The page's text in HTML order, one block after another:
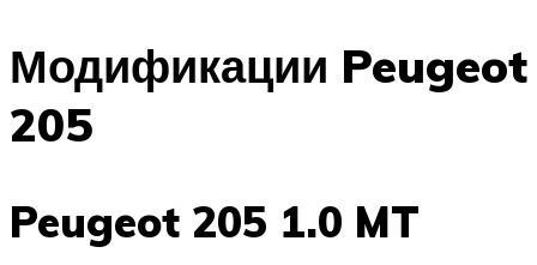
Модификации Peugeot
205
Peugeot 205 1.0 MT